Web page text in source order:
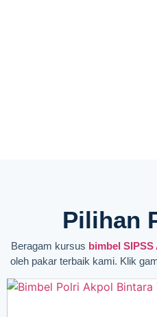
Pilihan
Beragam kursus bimbel
oleh pakar terbaik kami. Klik